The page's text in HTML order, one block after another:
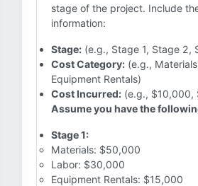
stage of the project. Include
information:
Stage: (e.g., Stage 1, Stage 2,
Cost Category: (e.g.,
Equipment Rentals)
Cost Incurred: (e.g., $10,000,
Assume you have the
Stage 1:
Materials: $50,000
Labor: $30,000
Equipment Rentals: $15,000